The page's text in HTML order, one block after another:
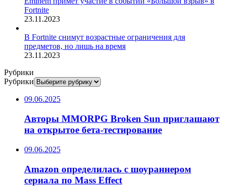
Fortnite
23.11.2023
В Fortnite снимут возрастные ограничения для
предметов, но лишь на время
23.11.2023
Рубрики
Рубрики
09.06.2025
Авторы MMORPG Broken Sun приглашают
на открытое бета-тестирование
09.06.2025
Amazon определилась с шоураннером
сериала по Mass Effect